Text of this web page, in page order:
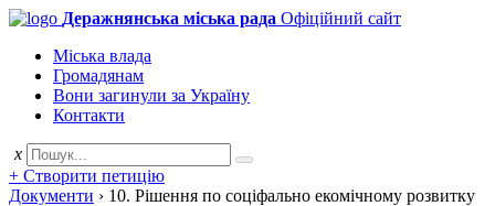
Деражнянська міська рада Офіційний сайт
Міська влада
Громадянам
Вони загинули за Україну
Контакти
x
+ Створити петицію
Документи › 10. Рішення по соціфально екомічному розвитку